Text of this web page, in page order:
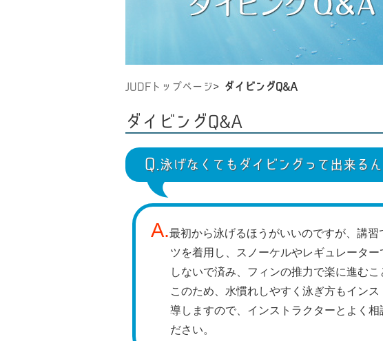
JUDFトップページ ダイビングQ&A
ダイビングQ&A
Q. 泳げなくてもダイビングって出来る
A.最初から泳げるほうがいいのですが、講
ツを着用し、スノーケルやレギュレータ
しないで済み、フィンの推力で楽に進むこ
このため、水慣れしやすく泳ぎ方もイン
導しますので、インストラクターとよく相
ださい。